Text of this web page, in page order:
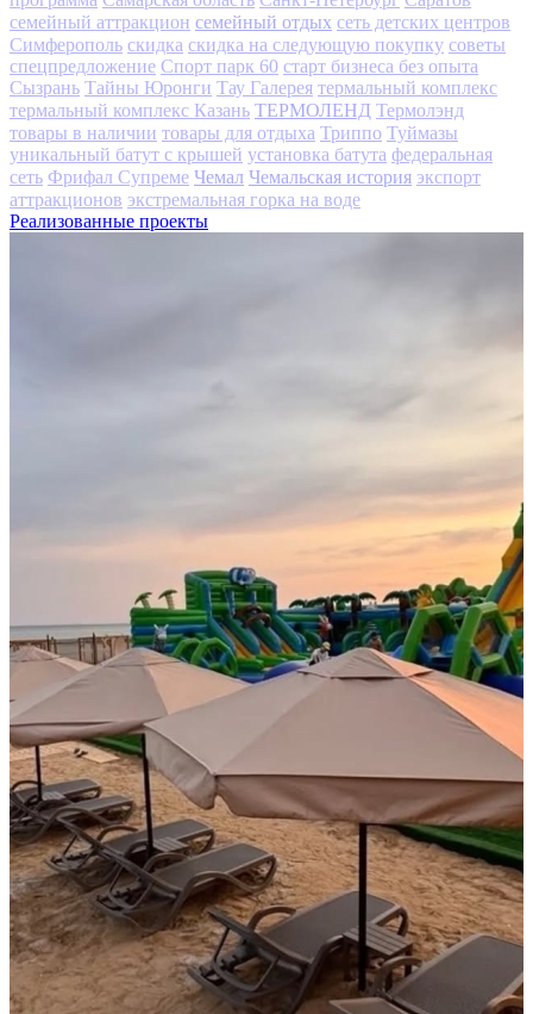
семейный аттракцион семейный отдых сеть детских центров
Симферополь скидка скидка на следующую покупку советы
спецпредложение Спорт парк 60 старт бизнеса без опыта
Сызрань Тайны Юронги Тау Галерея термальный комплекс
термальный комплекс Казань ТЕРМОЛЕНД Термолэнд
товары в наличии товары для отдыха Триппо Туймазы
уникальный батут с крышей установка батута федеральная
сеть Фрифал Супреме Чемал Чемальская история экспорт
аттракционов экстремальная горка на воде
Реализованные проекты